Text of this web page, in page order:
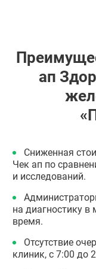
ап
Сниженная
Чек ап по
и исследований.
на диагностику
время.
Отсутствие
клиник, с 7:00 до